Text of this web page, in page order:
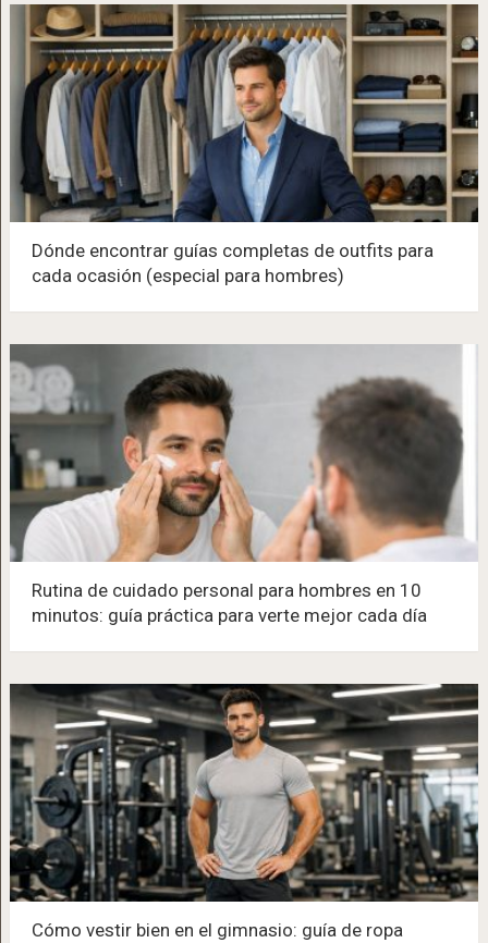
Dónde encontrar guías completas de outfits para
cada ocasión (especial para hombres)
Rutina de cuidado personal para hombres en 10
minutos: guía práctica para verte mejor cada día
Cómo vestir bien en el gimnasio: guía de ropa